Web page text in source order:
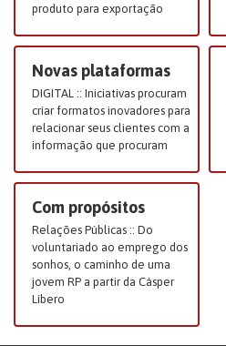
produto para exportação
Novas plataformas
DIGITAL :: Iniciativas procuram
criar formatos inovadores para
relacionar seus clientes com a
informação que procuram
Com propósitos
Relações Públicas :: Do
voluntariado ao emprego dos
sonhos, o caminho de uma
jovem RP a partir da Cásper
Líbero